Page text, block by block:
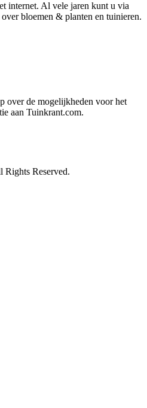
internet. Al vele jaren kunt u via
bloemen & planten en tuinieren.
over de mogelijkheden voor het
aan Tuinkrant.com.
Reserved.